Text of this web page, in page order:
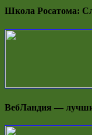
Школа Росатома:
ВебЛандия —